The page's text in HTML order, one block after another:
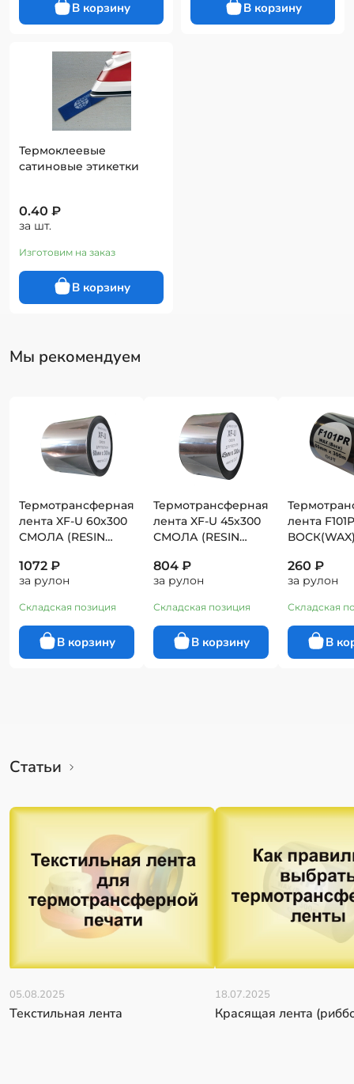
Термоклеевые
сатиновые этикетки
0.40 ₽
за шт.
Изготовим на заказ
Мы рекомендуем
Термотрансферная
лента XF-U 60х300
СМОЛА (RESIN
1072 ₽
за рулон
Складская позиция
Термотрансферная
лента XF-U 45х300
СМОЛА (RESIN
804 ₽
за рулон
Складская позиция
лента
260 ₽
за рулон
Складская
Статьи
05.08.2025
Текстильная лента
18.07.2025
Красящая лента